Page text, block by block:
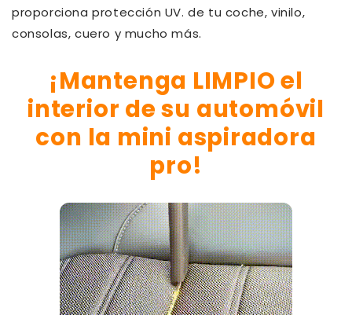
proporciona protección UV. de tu coche, vinilo,
consolas, cuero y mucho más.
¡Mantenga LIMPIO el
interior de su automóvil
con la mini aspiradora
pro!